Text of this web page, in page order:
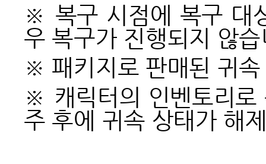
※ 복구 시점에 복구 대
우 복구가 진행되지 않
※ 패키지로 판매된 귀
※ 캐릭터의 인벤토리로
주 후에 귀속 상태가 해